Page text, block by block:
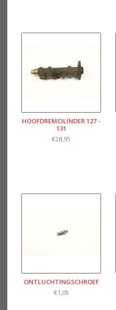
HOOFDREMCILINDER 127 -
131
€28,95
ONTLUCHTINGSCHROEF
€1,05